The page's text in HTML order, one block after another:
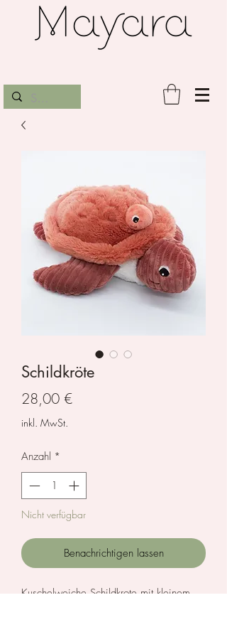
Schildkröte
28,00 €Preis
inkl. MwSt.
Anzahl *
Nicht verfügbar
Benachrichtigen lassen
Kuschelweiche Schildkrote mit kleinem